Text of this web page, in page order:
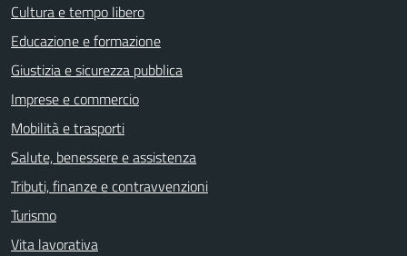
Cultura e tempo libero
Educazione e formazione
Giustizia e sicurezza pubblica
Imprese e commercio
Mobilità e trasporti
Salute, benessere e assistenza
Tributi, finanze e contravvenzioni
Turismo
Vita lavorativa